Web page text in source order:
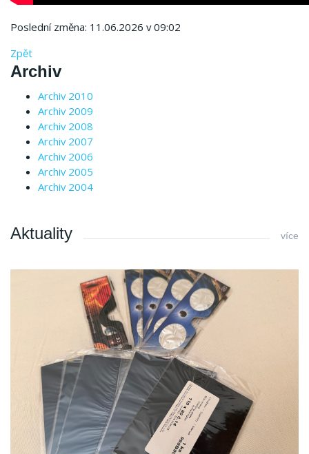
Poslední změna: 11.06.2026 v 09:02
Zpět
Archiv
Archiv 2010
Archiv 2009
Archiv 2008
Archiv 2007
Archiv 2006
Archiv 2005
Archiv 2004
Aktuality více